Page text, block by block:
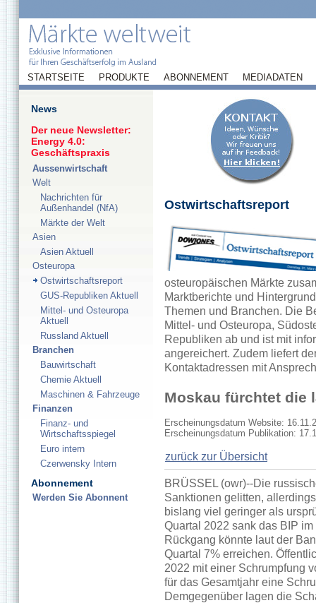
STARTSEITE PRODUKTE ABONNEMENT MEDIADATEN
News
Der neue Newsletter:
Energy 4.0:
Geschäftspraxis
Aussenwirtschaft
Welt
Nachrichten für
Außenhandel (NfA)
Märkte der Welt
Asien
Asien Aktuell
Osteuropa
Ostwirtschaftsreport
GUS-Republiken Aktuell
Mittel- und Osteuropa
Aktuell
Russland Aktuell
Branchen
Bauwirtschaft
Chemie Aktuell
Maschinen & Fahrzeuge
Finanzen
Finanz- und
Wirtschaftsspiegel
Euro intern
Czerwensky Intern
Abonnement
Werden Sie Abonnent
Ostwirtschaftsreport
osteuropäischen Märkte
Marktberichte und
Themen und Branchen. Die
Mittel- und Osteuropa,
Republiken ab und ist mit
angereichert. Zudem liefert
Kontaktadressen mit
Moskau fürchtet die
Erscheinungsdatum Website:
Erscheinungsdatum Publikation:
zurück zur Übersicht
BRÜSSEL (owr)--Die
Sanktionen gelitten,
bislang viel geringer als
Quartal 2022 sank das BIP
Rückgang könnte laut der
Quartal 7% erreichen.
2022 mit einer Schrumpfung
für das Gesamtjahr eine
Demgegenüber lagen die